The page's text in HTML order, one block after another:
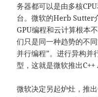
务器都可以是由多核
台。微软的Herb Sutter
GPU编程和云计算根本
们只是同一种趋势的不
并行编程”。进行异构并
型，这就是微软推出C++
微软决定另起炉灶，推